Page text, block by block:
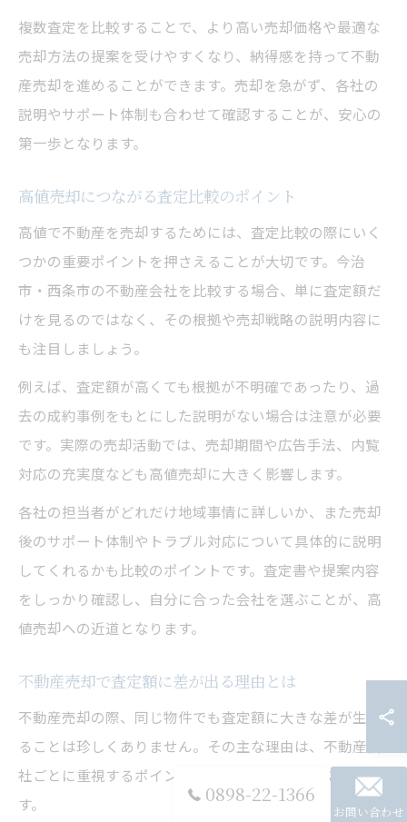
複数査定を比較することで、より高い売却価格や最適な
売却方法の提案を受けやすくなり、納得感を持って不動
産売却を進めることができます。売却を急がず、各社の
説明やサポート体制も合わせて確認することが、安心の
第一歩となります。
高値売却につながる査定比較のポイント
高値で不動産を売却するためには、査定比較の際にいく
つかの重要ポイントを押さえることが大切です。今治
市・西条市の不動産会社を比較する場合、単に査定額だ
けを見るのではなく、その根拠や売却戦略の説明内容に
も注目しましょう。
例えば、査定額が高くても根拠が不明確であったり、過
去の成約事例をもとにした説明がない場合は注意が必要
です。実際の売却活動では、売却期間や広告手法、内覧
対応の充実度なども高値売却に大きく影響します。
各社の担当者がどれだけ地域事情に詳しいか、また売却
後のサポート体制やトラブル対応について具体的に説明
してくれるかも比較のポイントです。査定書や提案内容
をしっかり確認し、自分に合った会社を選ぶことが、高
値売却への近道となります。
不動産売却で査定額に差が出る理由とは
不動産売却の際、同じ物件でも査定額に大きな差が生じ
ることは珍しくありません。その主な理由は、不動産会
社ごとに重視するポイントや査定方法が異なるためで
す。
0898-22-1366
お問い合わせ